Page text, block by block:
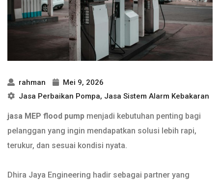
rahman
Mei 9, 2026
Jasa Perbaikan Pompa, Jasa Sistem Alarm Kebakaran
jasa MEP flood pump menjadi kebutuhan penting bagi
pelanggan yang ingin mendapatkan solusi lebih rapi,
terukur, dan sesuai kondisi nyata.
Dhira Jaya Engineering hadir sebagai partner yang